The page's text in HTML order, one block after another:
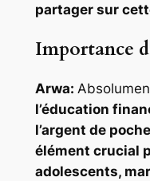
partager sur
Importance
Arwa:
l’éducation
l’argent de
élément crucial
adolescents,